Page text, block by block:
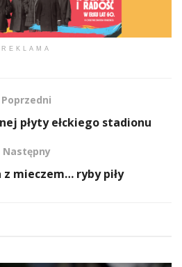
REKLAMA
Poprzedni
płyty ełckiego stadionu
Następny
z mieczem… ryby piły